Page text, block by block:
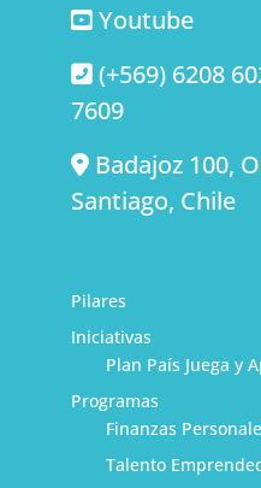
Youtube
(+569) 6208
7609
Badajoz 100,
Santiago, Chile
Pilares
Iniciativas
Plan País Juega y
Programas
Finanzas
Talento